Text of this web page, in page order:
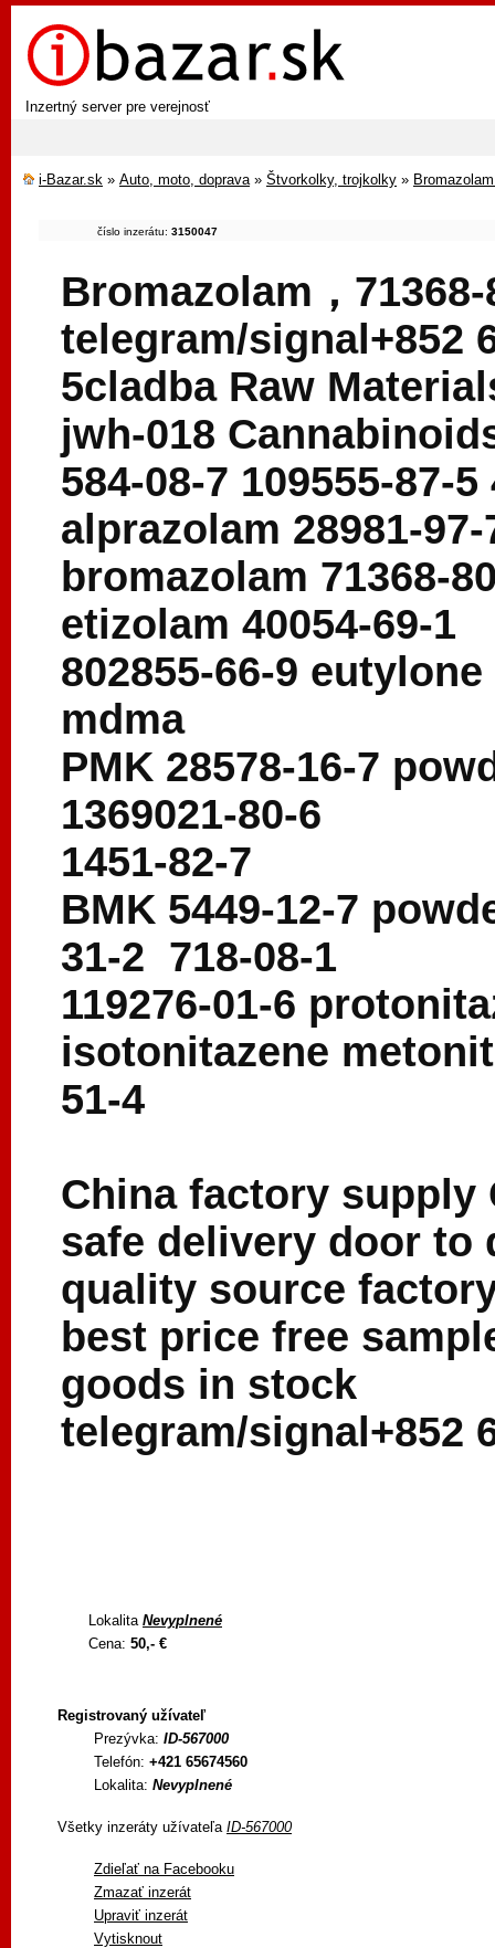
Inzertný server pre verejnosť
i-Bazar.sk » Auto, moto, doprava» Štvorkolky, trojkolky »
číslo inzerátu: 3150047
Bromazolam，71368-
telegram/signal+852
5cladba Raw
jwh-018
584-08-7 109555-87-5
alprazolam 28981-
bromazolam 71368-
etizolam 40054-69-1
802855-66-9
mdma
PMK 28578-16-7
1369021-80-6
1451-82-7
BMK 5449-12-7
31-2 718-08-1
119276-01-6
isotonitazene
51-4
China factory supply
safe delivery door to
quality source
best price free
goods in stock
telegram/signal+852
Lokalita Nevyplnené
Cena: 50,- €
Registrovaný užívateľ
Prezývka: ID-567000
Telefón: +421 65674560
Lokalita: Nevyplnené
Všetky inzeráty užívateľa ID-567000
Zdieľať na Facebooku
Zmazať inzerát
Upraviť inzerát
Vytisknout